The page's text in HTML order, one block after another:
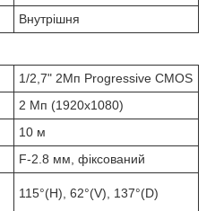
Внутрішня
1/2,7" 2Мп Progressive CMOS
2 Мп (1920х1080)
10 м
F-2.8 мм, фіксований
115°(H), 62°(V), 137°(D)